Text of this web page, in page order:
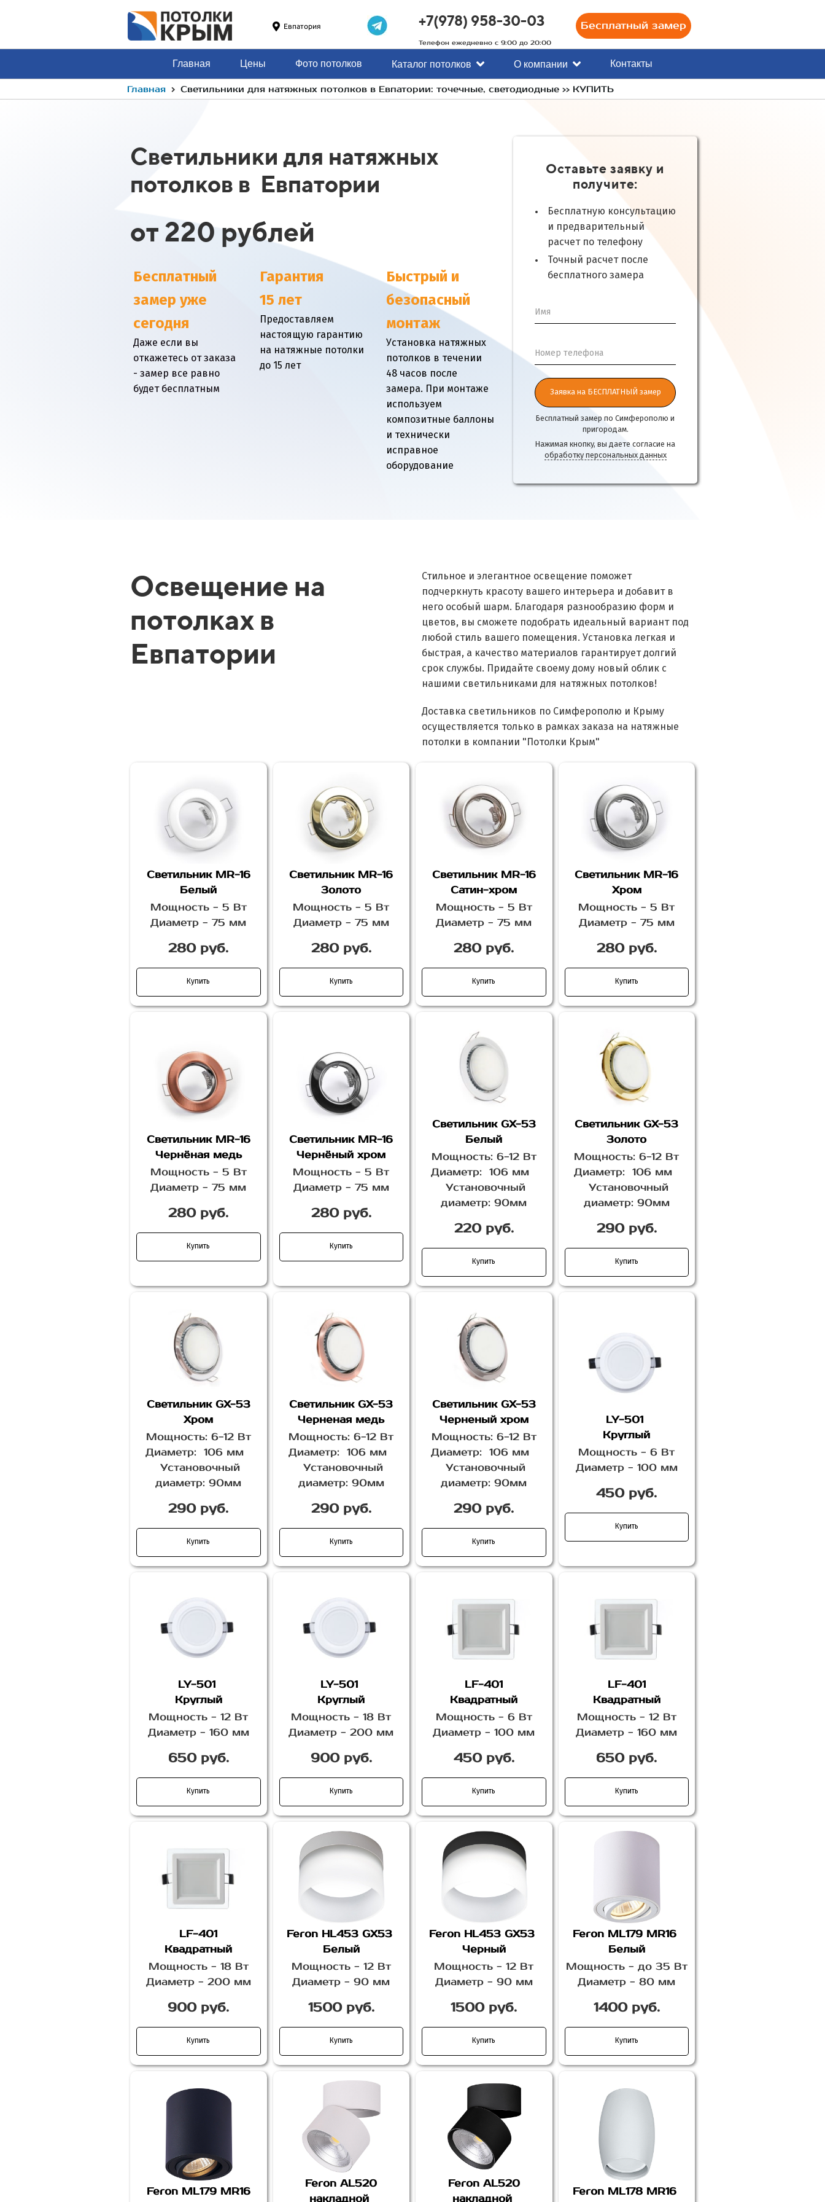
Евпатория +7(978) 958-30-03
Телефон ежедневно с 9:00 до 20:00
Бесплатный замер
Главная Цены Фото потолков Каталог потолков О компании Контакты
Главная › Светильники для натяжных потолков в Евпатории: точечные, светодиодные >> КУПИТЬ
Светильники для натяжных
потолков в Евпатории
от 220 рублей
Бесплатный
замер уже
сегодня
Даже если вы
откажетесь от заказа
- замер все равно
будет бесплатным
Гарантия
15 лет
Предоставляем
настоящую гарантию
на натяжные потолки
до 15 лет
Быстрый и
безопасный
монтаж
Установка натяжных
потолков в течении
48 часов после
замера. При монтаже
используем
композитные баллоны
и технически
исправное
оборудование
Оставьте заявку и
получите:
Бесплатную консультацию
и предварительный
расчет по телефону
Точный расчет после
бесплатного замера
Имя
Номер телефона
Заявка на БЕСПЛАТНЫЙ замер
Бесплатный замер по Симферополю и
пригородам.
Нажимая кнопку, вы даете согласие на
обработку персональных данных
Освещение на
потолках в
Евпатории
Стильное и элегантное освещение поможет
подчеркнуть красоту вашего интерьера и добавит в
него особый шарм. Благодаря разнообразию форм и
цветов, вы сможете подобрать идеальный вариант под
любой стиль вашего помещения. Установка легкая и
быстрая, а качество материалов гарантирует долгий
срок службы. Придайте своему дому новый облик с
нашими светильниками для натяжных потолков!
Доставка светильников по Симферополю и Крыму
осуществляется только в рамках заказа на натяжные
потолки в компании "Потолки Крым"
Светильник MR-16
Белый
Мощность - 5 Вт
Диаметр - 75 мм
280 руб.
Купить
Светильник MR-16
Золото
Мощность - 5 Вт
Диаметр - 75 мм
280 руб.
Купить
Светильник MR-16
Сатин-хром
Мощность - 5 Вт
Диаметр - 75 мм
280 руб.
Купить
Светильник MR-16
Хром
Мощность - 5 Вт
Диаметр - 75 мм
280 руб.
Купить
Светильник MR-16
Чернёная медь
Мощность - 5 Вт
Диаметр - 75 мм
280 руб.
Купить
Светильник MR-16
Чернёный хром
Мощность - 5 Вт
Диаметр - 75 мм
280 руб.
Купить
Светильник GX-53
Белый
Мощность: 6-12 Вт
Диаметр: 106 мм
Установочный
диаметр: 90мм
220 руб.
Купить
Светильник GX-53
Золото
Мощность: 6-12 Вт
Диаметр: 106 мм
Установочный
диаметр: 90мм
290 руб.
Купить
Светильник GX-53
Хром
Мощность: 6-12 Вт
Диаметр: 106 мм
Установочный
диаметр: 90мм
290 руб.
Купить
Светильник GX-53
Черненая медь
Мощность: 6-12 Вт
Диаметр: 106 мм
Установочный
диаметр: 90мм
290 руб.
Купить
Светильник GX-53
Черненый хром
Мощность: 6-12 Вт
Диаметр: 106 мм
Установочный
диаметр: 90мм
290 руб.
Купить
LY-501
Круглый
Мощность - 6 Вт
Диаметр - 100 мм
450 руб.
Купить
LY-501
Круглый
Мощность - 12 Вт
Диаметр - 160 мм
650 руб.
Купить
LY-501
Круглый
Мощность - 18 Вт
Диаметр - 200 мм
900 руб.
Купить
LF-401
Квадратный
Мощность - 6 Вт
Диаметр - 100 мм
450 руб.
Купить
LF-401
Квадратный
Мощность - 12 Вт
Диаметр - 160 мм
650 руб.
Купить
LF-401
Квадратный
Мощность - 18 Вт
Диаметр - 200 мм
900 руб.
Купить
Feron HL453 GX53
Белый
Мощность - 12 Вт
Диаметр - 90 мм
1500 руб.
Купить
Feron HL453 GX53
Черный
Мощность - 12 Вт
Диаметр - 90 мм
1500 руб.
Купить
Feron ML179 MR16
Белый
Мощность - до 35 Вт
Диаметр - 80 мм
1400 руб.
Купить
Feron ML179 MR16
Feron AL520
накладной
Feron AL520
накладной
Feron ML178 MR16